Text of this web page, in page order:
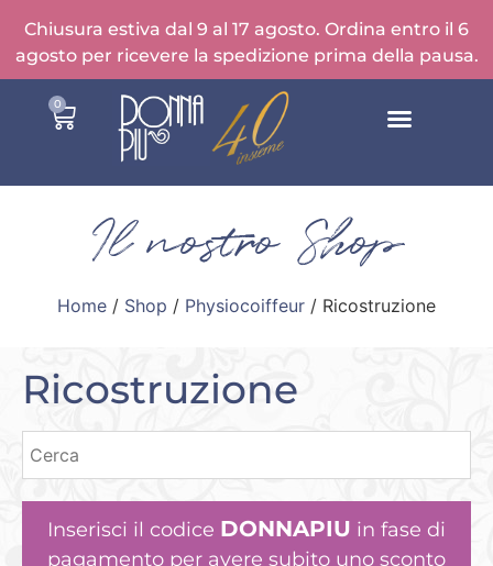
Chiusura estiva dal 9 al 17 agosto. Ordina entro il 6
agosto per ricevere la spedizione prima della pausa.
0
Il nostro Shop
Home / Shop / Physiocoiffeur / Ricostruzione
Ricostruzione
Inserisci il codice DONNAPIU in fase di
pagamento per avere subito uno sconto